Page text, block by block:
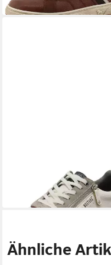
UVP79,95 €
Ähnliche